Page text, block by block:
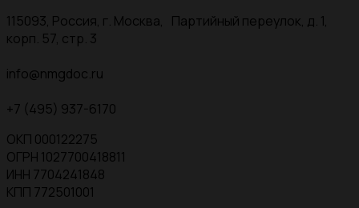
115093, Россия, г. Москва, Партийный переулок, д. 1,
корп. 57, стр. 3
info@nmgdoc.ru
+7 (495) 937-6170
ОКП 000122275
ОГРН 1027700418811
ИНН 7704241848
КПП 772501001